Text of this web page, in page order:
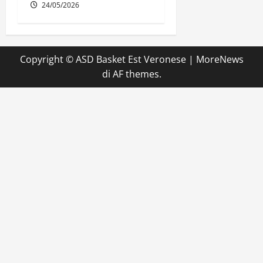
24/05/2026
Copyright © ASD Basket Est Veronese | MoreNews
di AF themes.